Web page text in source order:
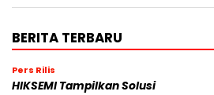
BERITA TERBARU
Pers Rilis
HIKSEMI Tampilkan Solusi